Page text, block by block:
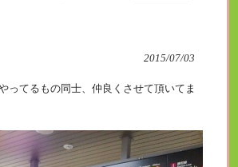
2015/07/03
ってるもの同士、仲良くさせて頂いてま